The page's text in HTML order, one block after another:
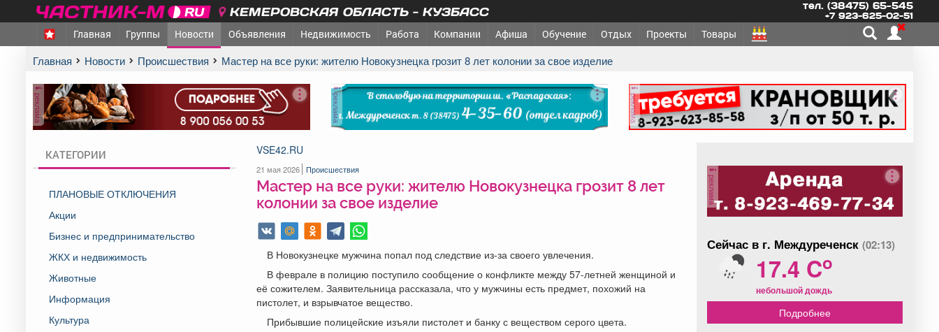
КЕМЕРОВСКАЯ ОБЛАСТЬ - КУЗБАСС тел. (38475) 65-545
+7 923-625-02-51
Главная Группы Новости Объявления Недвижимость Работа Компании Афиша Обучение Отдых Проекты Товары
Главная Новости Происшествия Мастер на все руки: жителю Новокузнецка грозит 8 лет колонии за свое изделие
реклама реклама реклама
КАТЕГОРИИ
ПЛАНОВЫЕ ОТКЛЮЧЕНИЯ
Акции
Бизнес и предпринимательство
ЖКХ и недвижимость
Животные
Информация
Культура
VSE42.RU
21 мая 2026 Происшествия
Мастер на все руки: жителю Новокузнецка грозит 8 лет
колонии за свое изделие
В Новокузнецке мужчина попал под следствие из-за своего увлечения.
В феврале в полицию поступило сообщение о конфликте между 57-летней женщиной и
её сожителем. Заявительница рассказала, что у мужчины есть предмет, похожий на
пистолет, и взрывчатое вещество.
Прибывшие полицейские изъяли пистолет и банку с веществом серого цвета.
реклама
Сейчас в г. Междуреченск (02:13)
17.4 Co
небольшой дождь
Подробнее